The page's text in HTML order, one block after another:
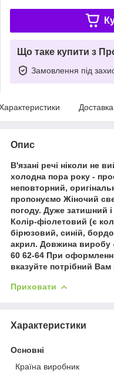
Що таке купити з
Замовлення під
Доставка
Опис
В'язані речі ніколи не
холодна пора року -
неповторний,
пропонуємо Жіночий
погоду. Дуже затишний
Колір-фіолетовий (є
бірюзовий, синій,
акрил. Довжина виробу
60 62-64 При
вказуйте потрібний
Приховати
Характеристики
Основні
Країна виробник